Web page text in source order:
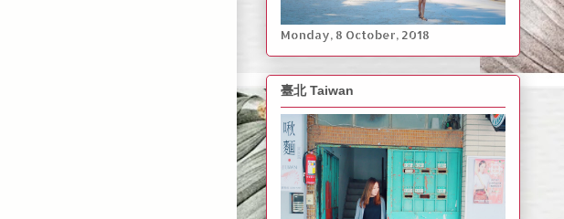
Monday, ‎8 ‎October, ‎2018
臺北 Taiwan